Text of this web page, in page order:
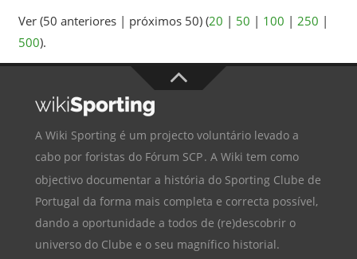
Ver (50 anteriores | próximos 50) (20 | 50 | 100 | 250 |
500).
A Wiki Sporting é um projecto voluntário levado a
cabo por foristas do Fórum SCP. A Wiki tem como
objectivo documentar a história do Sporting Clube de
Portugal da forma mais completa e correcta possível,
dando a oportunidade a todos de (re)descobrir o
universo do Clube e o seu magnífico historial.